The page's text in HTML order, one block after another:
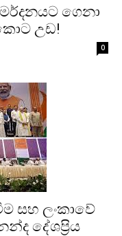
ගෙනා
උඩ!
0
සහ ලංකාවේ
දේශප්‍රිය